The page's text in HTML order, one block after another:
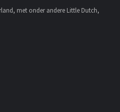
met onder andere Little Dutch,